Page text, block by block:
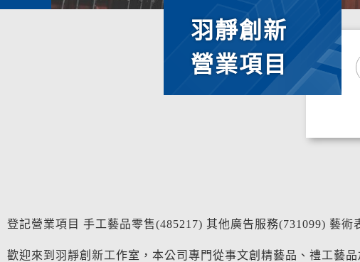
羽靜創新
營業項目
登記營業項目 手工藝品零售(485217) 其他廣告服務(731099) 藝術
歡迎來到羽靜創新工作室，本公司專門從事文創精藝品、禮工藝